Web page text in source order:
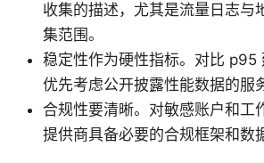
收集的描述，尤其是流量日志与
集范围。
稳定性作为硬性指标。对比 p95
优先考虑公开披露性能数据的服
合规性要清晰。对敏感账户和工
提供商具备必要的合规框架和数